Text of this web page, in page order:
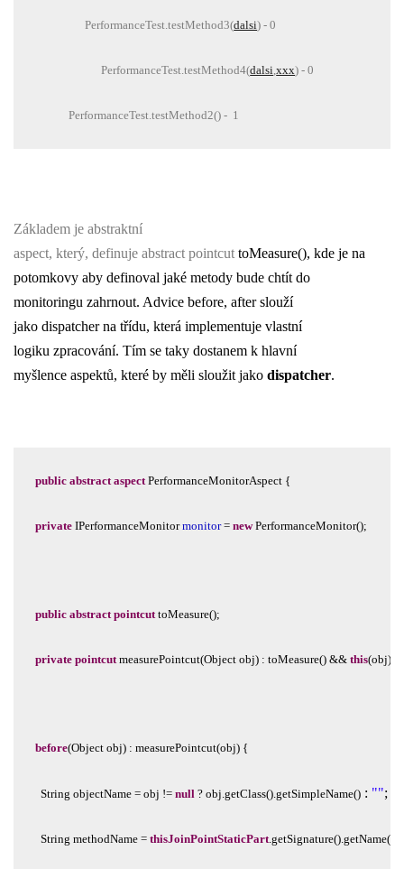
PerformanceTest.testMethod3(dalsi) - 0
PerformanceTest.testMethod4(dalsi,xxx) - 0
PerformanceTest.testMethod2() -  1
Základem je abstraktní
aspect, který, definuje abstract pointcut toMeasure(), kde je na
potomkovy aby definoval jaké metody bude chtít do
monitoringu zahrnout. Advice before, after slouží
jako dispatcher na třídu, která implementuje vlastní
logiku zpracování. Tím se taky dostanem k hlavní
myšlence aspektů, které by měli sloužit jako dispatcher.
public abstract aspect PerformanceMonitorAspect {
private IPerformanceMonitor monitor = new PerformanceMonitor();
public abstract pointcut toMeasure();
private pointcut measurePointcut(Object obj) : toMeasure() && this(obj)
before(Object obj) : measurePointcut(obj) {
  String
objectName = obj != null ? obj.getClass().getSimpleName() : "";
  String
methodName = thisJoinPointStaticPart.getSignature().getName();